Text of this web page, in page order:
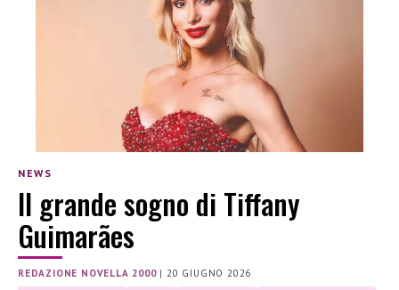
NEWS
Il grande sogno di Tiffany
Guimarães
REDAZIONE NOVELLA 2000|20 GIUGNO 2026